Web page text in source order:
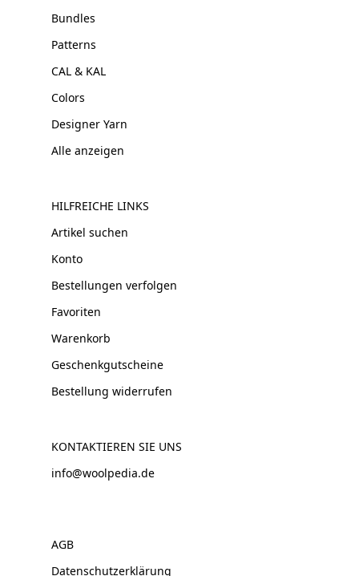
Bundles
Patterns
CAL & KAL
Colors
Designer Yarn
Alle anzeigen
HILFREICHE LINKS
Artikel suchen
Konto
Bestellungen verfolgen
Favoriten
Warenkorb
Geschenkgutscheine
Bestellung widerrufen
KONTAKTIEREN SIE UNS
info@woolpedia.de
AGB
Datenschutzerklärung